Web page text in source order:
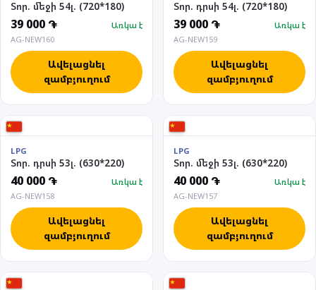
Տոր. մեջի 54լ. (720*180)
39 000 ֏
Առկա է
AG-NEW160
Ավելացնել
զամբյուղում
Տոր. դրսի 54լ. (720*180)
39 000 ֏
Առկա է
AG-NEW159
Ավելացնել
զամբյուղում
LPG
Տոր. դրսի 53լ. (630*220)
40 000 ֏
Առկա է
AG-NEW158
Ավելացնել
զամբյուղում
LPG
Տոր. մեջի 53լ. (630*220)
40 000 ֏
Առկա է
AG-NEW157
Ավելացնել
զամբյուղում